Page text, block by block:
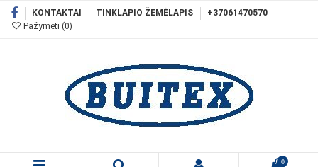
KONTAKTAI TINKLAPIO ŽEMĖLAPIS
+37061470570
Pažymėti (0)
0